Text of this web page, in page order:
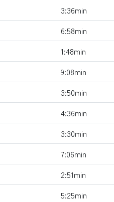
3:36min
6:58min
1:48min
9:08min
3:50min
4:36min
3:30min
7:06min
2:51min
5:25min